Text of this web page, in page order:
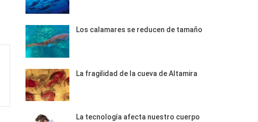
Los calamares se reducen de tamaño
La fragilidad de la cueva de Altamira
La tecnología afecta nuestro cuerpo